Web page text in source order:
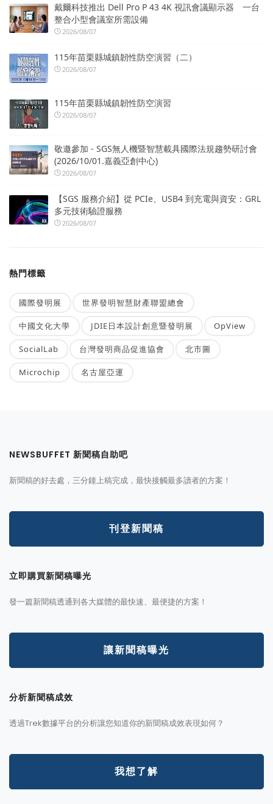
戴爾科技推出 Dell Pro P 43 4K 視訊會議顯示器 一台
整合小型會議室所需設備
2026/08/07
115年苗栗縣城鎮韌性防空演習（二）
2026/08/07
115年苗栗縣城鎮韌性防空演習
2026/08/07
敬邀參加 - SGS無人機暨智慧載具國際法規趨勢研討會
(2026/10/01.嘉義亞創中心)
2026/08/07
【SGS 服務介紹】從 PCIe、USB4 到充電與資安：GRL
多元技術驗證服務
2026/08/07
熱門標籤
國際發明展 世界發明智慧財產聯盟總會
中國文化大學 JDIE日本設計創意暨發明展 OpView
SocialLab 台灣發明商品促進協會 北市圖
Microchip 名古屋亞運
NEWSBUFFET 新聞稿自助吧
新聞稿的好去處，三分鐘上稿完成，最快接觸最多讀者的方案！
刊登新聞稿
立即購買新聞稿曝光
發一篇新聞稿透通到各大媒體的最快速、最便捷的方案！
讓新聞稿曝光
分析新聞稿成效
透過Trek數據平台的分析讓您知道你的新聞稿成效表現如何？
我想了解